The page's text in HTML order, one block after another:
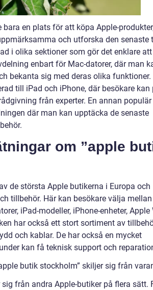
en plats för att köpa Apple-
och utforska den senaste
i olika sektioner som gör det enklare
enbart för Mac-datorer, där man
bekanta sig med deras olika funktioner.
till iPad och iPhone, där besökare kan
från experter. En annan
där man kan upptäcka de senaste
om ”apple
de största Apple butikerna i Europa och
tillbehör. Här kan besökare välja
iPad-modeller, iPhone-enheter, Apple
har också ett stort sortiment av
och kablar. De har också en mycket
kan få teknisk support och
butik stockholm” skiljer sig från
från andra Apple-butiker på flera sätt.